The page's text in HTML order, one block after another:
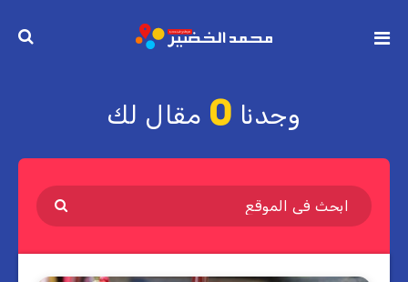
وجدنا 0 مقال لك